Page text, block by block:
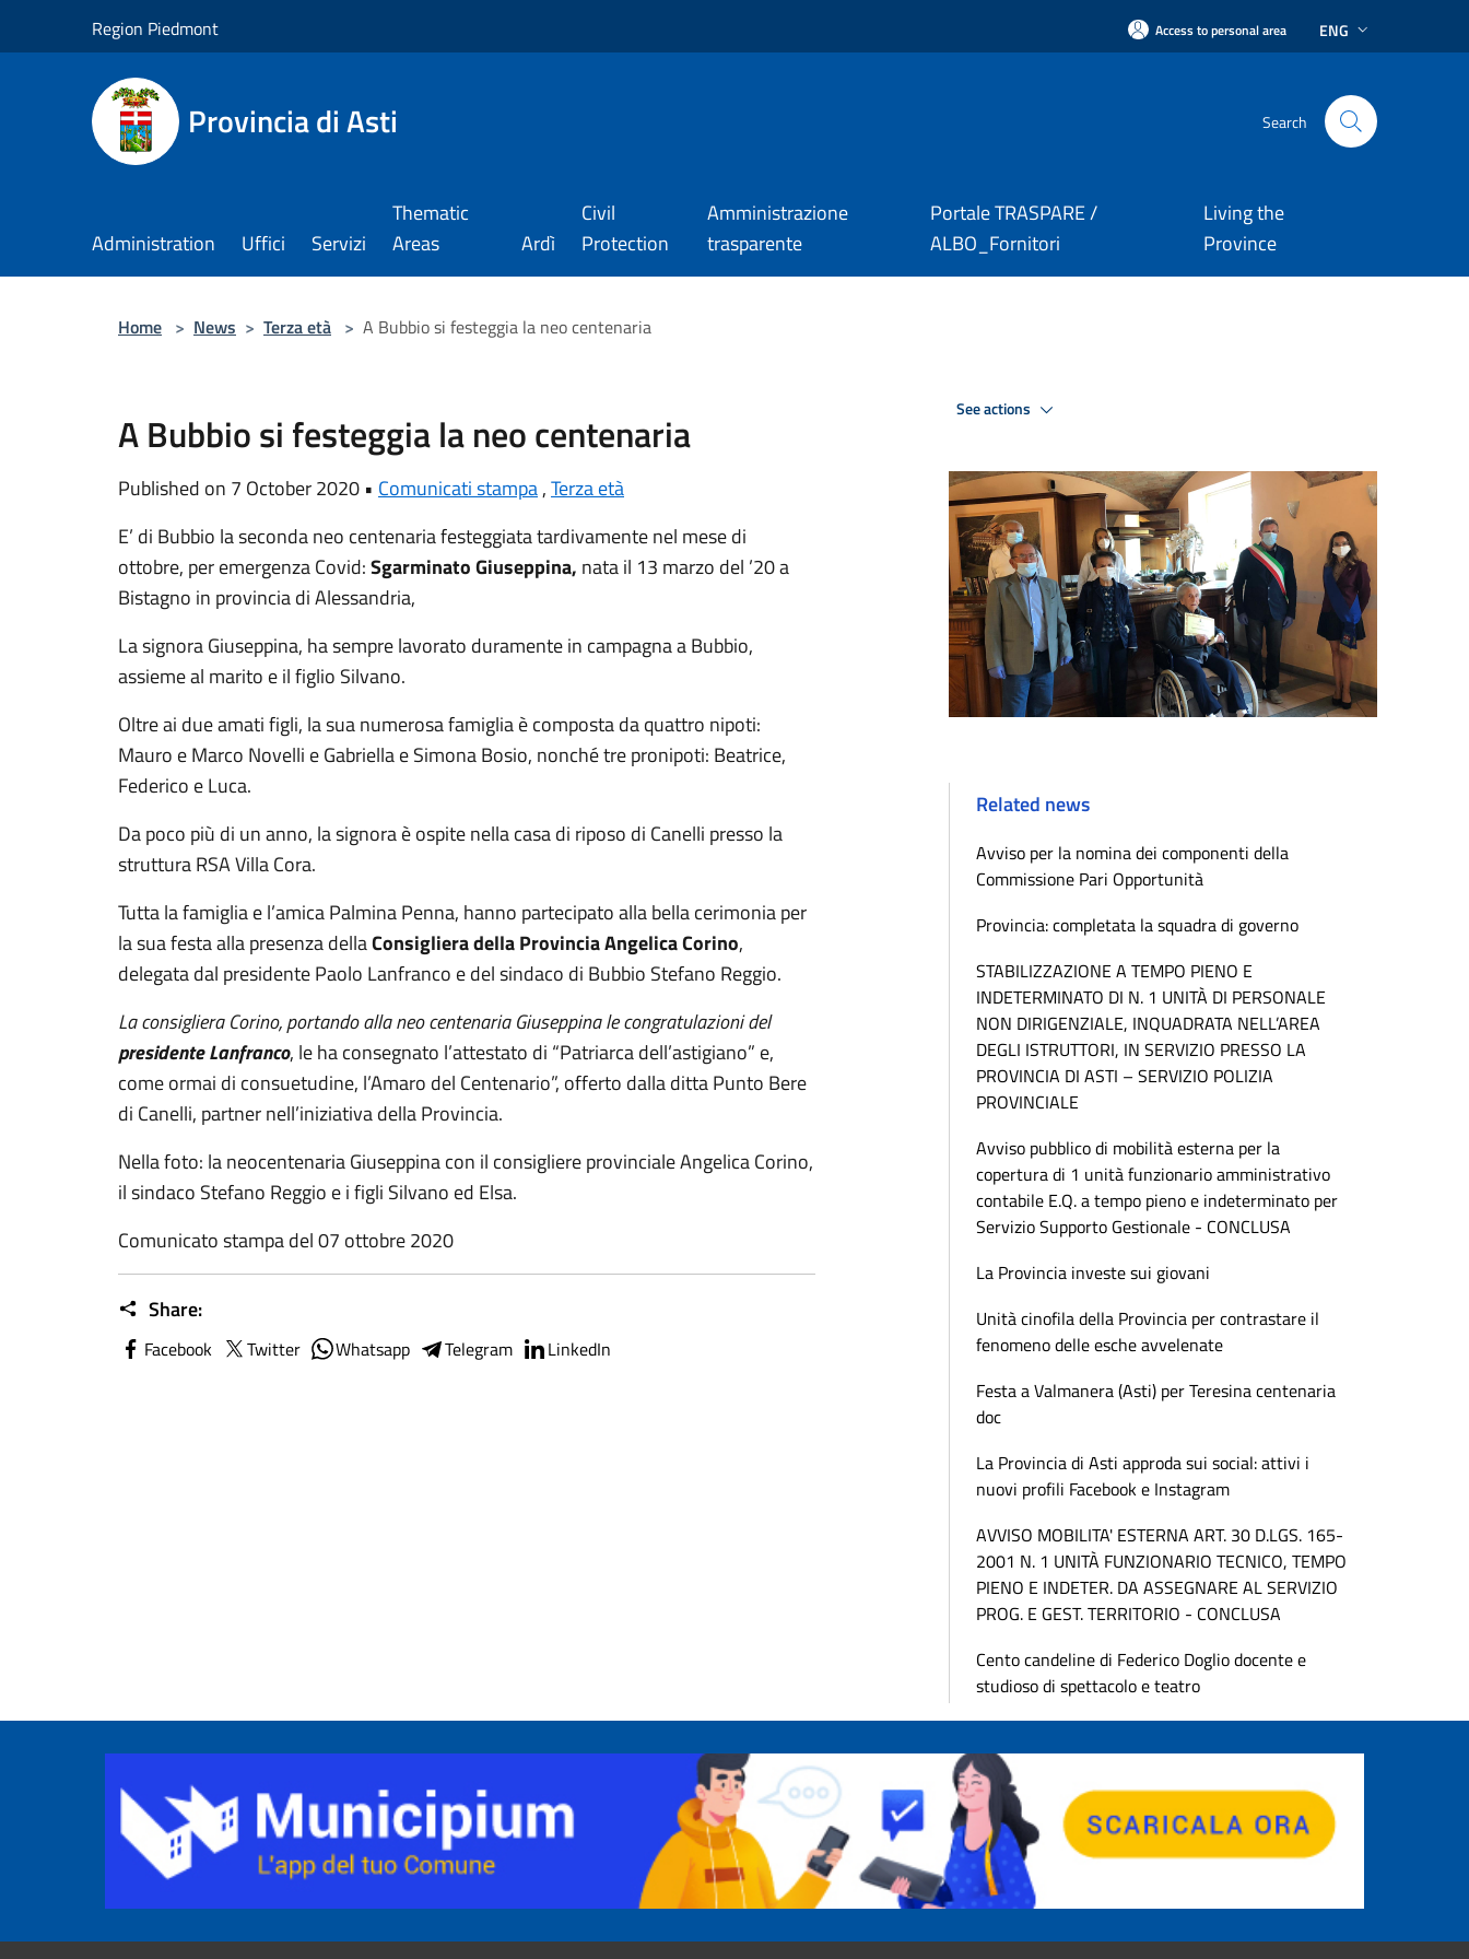
Region Piedmont Access to personal area ENG
Provincia di Asti Search
Administration Uffici Servizi
Thematic
Areas
Ardì
Civil
Protection
Amministrazione
trasparente
Portale TRASPARE /
ALBO_Fornitori
Living the
Province
Home > News > Terza età > A Bubbio si festeggia la neo centenaria
A Bubbio si festeggia la neo centenaria
Published on 7 October 2020 • Comunicati stampa,Terza età
E’ di Bubbio la seconda neo centenaria festeggiata tardivamente nel mese di
ottobre, per emergenza Covid:Sgarminato Giuseppina, nata il 13 marzo del ’20 a
Bistagno in provincia di Alessandria,
La signora Giuseppina, ha sempre lavorato duramente in campagna a Bubbio,
assieme al marito e il figlio Silvano.
Oltre ai due amati figli, la sua numerosa famiglia è composta da quattro nipoti:
Mauro e Marco Novelli e Gabriella e Simona Bosio, nonché tre pronipoti: Beatrice,
Federico e Luca.
Da poco più di un anno, la signora è ospite nella casa di riposo di Canelli presso la
struttura RSA Villa Cora.
Tutta la famiglia e l’amica Palmina Penna, hanno partecipato alla bella cerimonia per
la sua festa alla presenza dellaConsigliera della Provincia Angelica Corino,
delegata dal presidente Paolo Lanfranco e del sindaco di Bubbio Stefano Reggio.
La consigliera Corino, portando alla neo centenaria Giuseppina le congratulazioni del
presidente Lanfranco, le ha consegnato l’attestato di “Patriarca dell’astigiano” e,
come ormai di consuetudine, l’Amaro del Centenario”, offerto dalla ditta Punto Bere
di Canelli, partner nell’iniziativa della Provincia.
Nella foto: la neocentenaria Giuseppina con il consigliere provinciale Angelica Corino,
il sindaco Stefano Reggio e i figli Silvano ed Elsa.
Comunicato stampa del 07 ottobre 2020
Share:
Facebook Twitter Whatsapp Telegram LinkedIn
See actions
Related news
Avviso per la nomina dei componenti della
Commissione Pari Opportunità
Provincia: completata la squadra di governo
STABILIZZAZIONE A TEMPO PIENO E
INDETERMINATO DI N. 1 UNITÀ DI PERSONALE
NON DIRIGENZIALE, INQUADRATA NELL’AREA
DEGLI ISTRUTTORI, IN SERVIZIO PRESSO LA
PROVINCIA DI ASTI – SERVIZIO POLIZIA
PROVINCIALE
Avviso pubblico di mobilità esterna per la
copertura di 1 unità funzionario amministrativo
contabile E.Q. a tempo pieno e indeterminato per
Servizio Supporto Gestionale - CONCLUSA
La Provincia investe sui giovani
Unità cinofila della Provincia per contrastare il
fenomeno delle esche avvelenate
Festa a Valmanera (Asti) per Teresina centenaria
doc
La Provincia di Asti approda sui social: attivi i
nuovi profili Facebook e Instagram
AVVISO MOBILITA' ESTERNA ART. 30 D.LGS. 165-
2001 N. 1 UNITÀ FUNZIONARIO TECNICO, TEMPO
PIENO E INDETER. DA ASSEGNARE AL SERVIZIO
PROG. E GEST. TERRITORIO - CONCLUSA
Cento candeline di Federico Doglio docente e
studioso di spettacolo e teatro